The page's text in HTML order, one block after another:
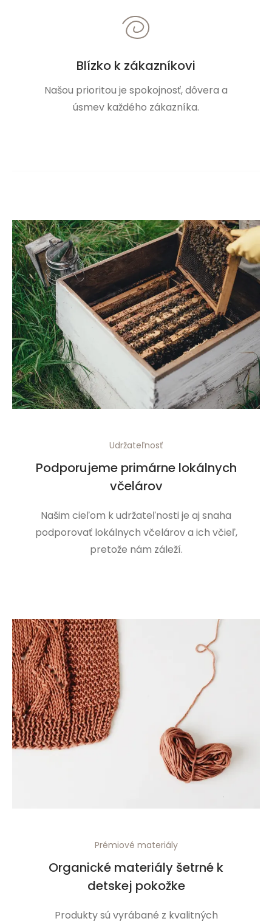
Blízko k zákazníkovi
Našou prioritou je spokojnosť, dôvera a
úsmev každého zákazníka.
Udržateľnosť
Podporujeme primárne lokálnych
včelárov
Našim cieľom k udržateľnosti je aj snaha
podporovať lokálnych včelárov a ich včieľ,
pretože nám záleží.
Prémiové materiály
Organické materiály šetrné k
detskej pokožke
Produkty sú vyrábané z kvalitných